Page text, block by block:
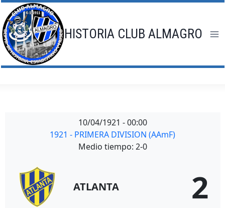
Saltar
al
contenido
HISTORIA CLUB ALMAGRO
10/04/1921 - 00:00
1921 - PRIMERA DIVISION (AAmF)
Medio tiempo: 2-0
ATLANTA 2